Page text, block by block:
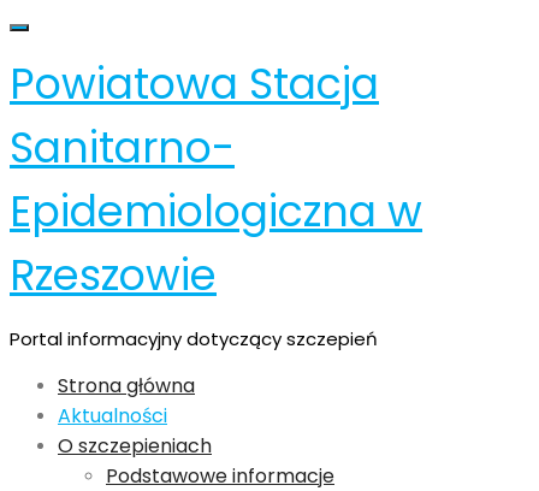
Skip
content
Toggle navigation
Powiatowa Stacja
Sanitarno-
Epidemiologiczna w
Rzeszowie
Portal informacyjny dotyczący szczepień
Strona główna
Aktualności
O szczepieniach
Podstawowe informacje